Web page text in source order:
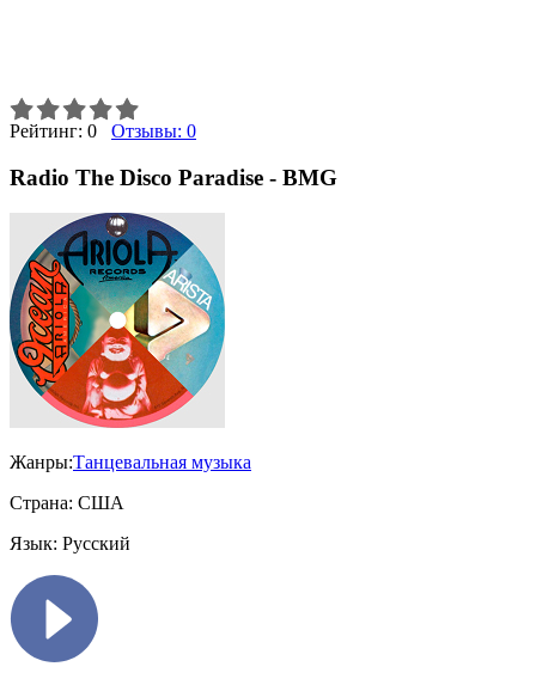
Рейтинг: 0 Отзывы: 0
Radio The Disco Paradise - BMG
Жанры:Танцевальная музыка
Страна: США
Язык: Русский